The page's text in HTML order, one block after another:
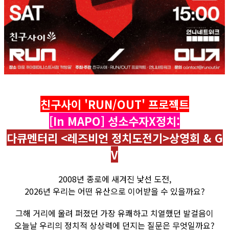
친구사이 'RUN/OUT' 프로젝트
[In MAPO] 성소수자X정치:
다큐멘터리 <레즈비언 정치도전기>상영회 & G
V
2008년 종로에 새겨진 낯선 도전,
2026년 우리는 어떤 유산으로 이어받을 수 있을까요?
그해 거리에 울려 퍼졌던 가장 유쾌하고 치열했던 발걸음이
오늘날 우리의 정치적 상상력에 던지는 질문은 무엇일까요?